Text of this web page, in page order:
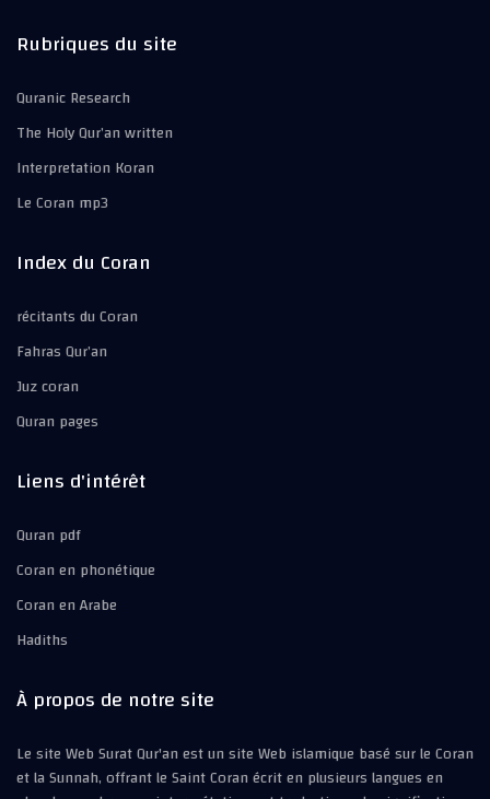
Rubriques du site
Quranic Research
The Holy Qur’an written
Interpretation Koran
Le Coran mp3
Index du Coran
récitants du Coran
Fahras Qur’an
Juz coran
Quran pages
Liens d'intérêt
Quran pdf
Coran en phonétique
Coran en Arabe
Hadiths
À propos de notre site
Le site Web Surat Qur'an est un site Web islamique basé sur le Coran
et la Sunnah, offrant le Saint Coran écrit en plusieurs langues en